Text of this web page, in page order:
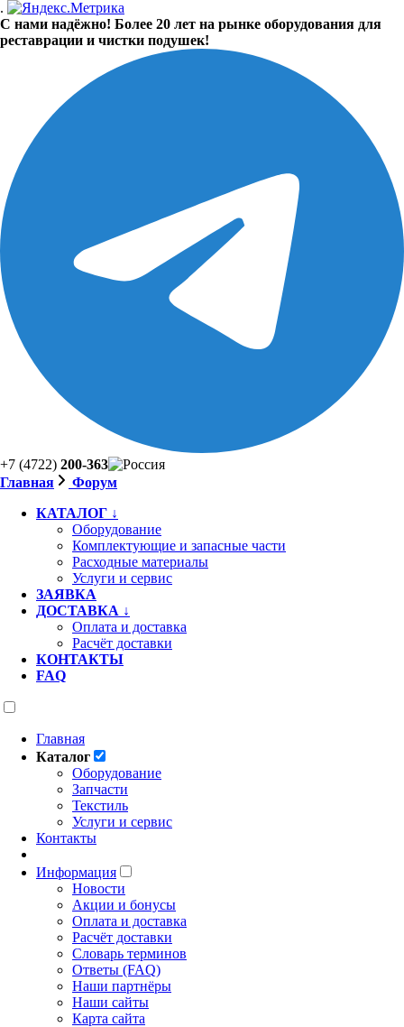
.
С нами надёжно! Более 20 лет на рынке оборудования для
реставрации и чистки подушек!
+7 (4722) 200-363
Главная
Форум
КАТАЛОГ ↓
Оборудование
Комплектующие и запасные части
Расходные материалы
Услуги и сервис
ЗАЯВКА
ДОСТАВКА ↓
Оплата и доставка
Расчёт доставки
КОНТАКТЫ
FAQ
Главная
Каталог
Оборудование
Запчасти
Текстиль
Услуги и сервис
Контакты
Информация
Новости
Акции и бонусы
Оплата и доставка
Расчёт доставки
Словарь терминов
Ответы (FAQ)
Наши партнёры
Наши сайты
Карта сайта